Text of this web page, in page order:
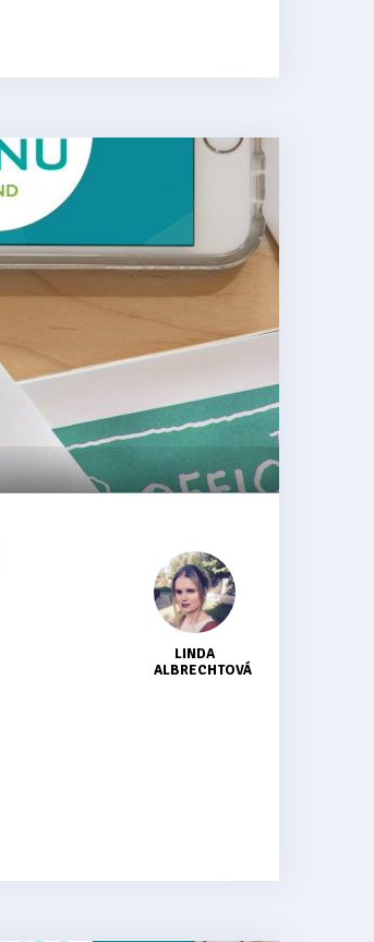
LINDA
ALBRECHTOVÁ